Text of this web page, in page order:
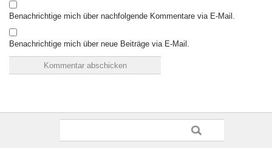
Benachrichtige mich über nachfolgende Kommentare via E-Mail.
Benachrichtige mich über neue Beiträge via E-Mail.